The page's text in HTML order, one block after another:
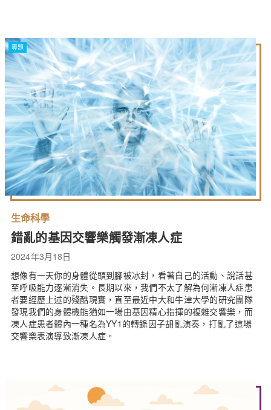
專題
生命科學
錯亂的基因交響樂觸發漸凍人症
2024年3月18日
想像有一天你的身體從頭到腳被冰封，看著自己的活動、說話甚
至呼吸能力逐漸消失。長期以來，我們不太了解為何漸凍人症患
者要經歷上述的殘酷現實，直至最近中大和牛津大學的研究團隊
發現我們的身體機能猶如一場由基因精心指揮的複雜交響樂，而
凍人症患者體內一種名為YY1的轉錄因子胡亂演奏，打亂了這場
交響樂表演導致漸凍人症。